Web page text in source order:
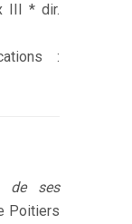
III * dir.
:
de ses
Poitiers